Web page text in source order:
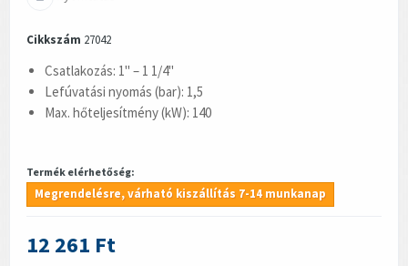
Cikkszám 27042
Csatlakozás: 1" – 1 1/4"
Lefúvatási nyomás (bar): 1,5
Max. hőteljesítmény (kW): 140
Termék elérhetőség:
Megrendelésre, várható kiszállítás 7-14 munkanap
12 261 Ft